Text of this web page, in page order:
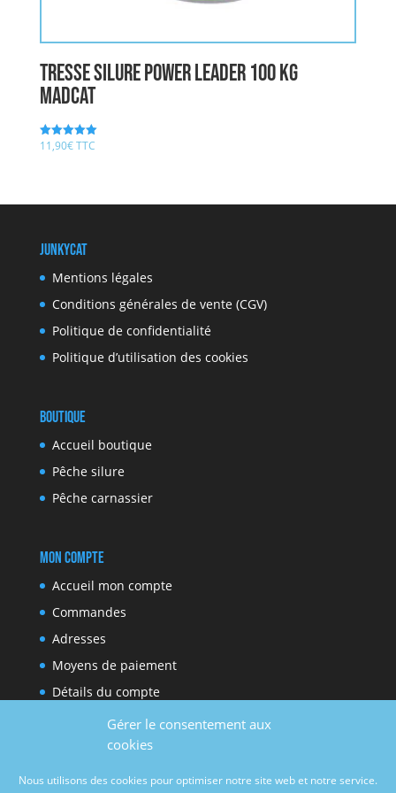
Gérer le consentement aux
cookies
Nous utilisons des cookies pour optimiser notre site web et notre service.
Tresse Silure POWER LEADER 100 kg
MADCAT
Note
11,90€TTC
JunkyCat
Mentions légales
Conditions générales de vente (CGV)
Politique de confidentialité
Politique d’utilisation des cookies
Boutique
Accueil boutique
Pêche silure
Pêche carnassier
Mon compte
Accueil mon compte
Commandes
Adresses
Moyens de paiement
Détails du compte
Réseaux sociaux